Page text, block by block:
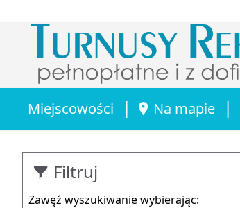
Miejscowości | Na mapie |
Filtruj
Zawęź wyszukiwanie wybierając: